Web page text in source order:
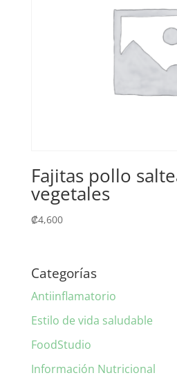
Fajitas pollo
vegetales
₡4,600
Categorías
Antiinflamatorio
Estilo de vida saludable
FoodStudio
Información Nutricional